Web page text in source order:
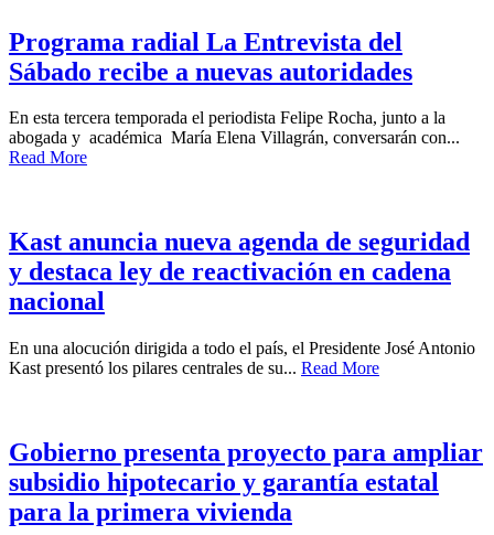
Programa radial La Entrevista del
Sábado recibe a nuevas autoridades
En esta tercera temporada el periodista Felipe Rocha, junto a la
abogada y académica María Elena Villagrán, conversarán con...
Read More
Kast anuncia nueva agenda de seguridad
y destaca ley de reactivación en cadena
nacional
En una alocución dirigida a todo el país, el Presidente José Antonio
Kast presentó los pilares centrales de su... Read More
Gobierno presenta proyecto para ampliar
subsidio hipotecario y garantía estatal
para la primera vivienda